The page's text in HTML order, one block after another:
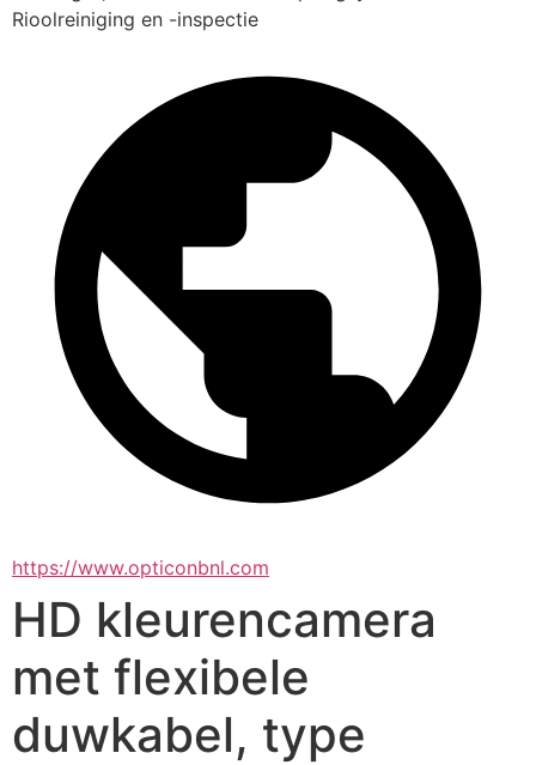
Rioolreiniging en -inspectie
https://www.opticonbnl.com
HD kleurencamera
met flexibele
duwkabel, type